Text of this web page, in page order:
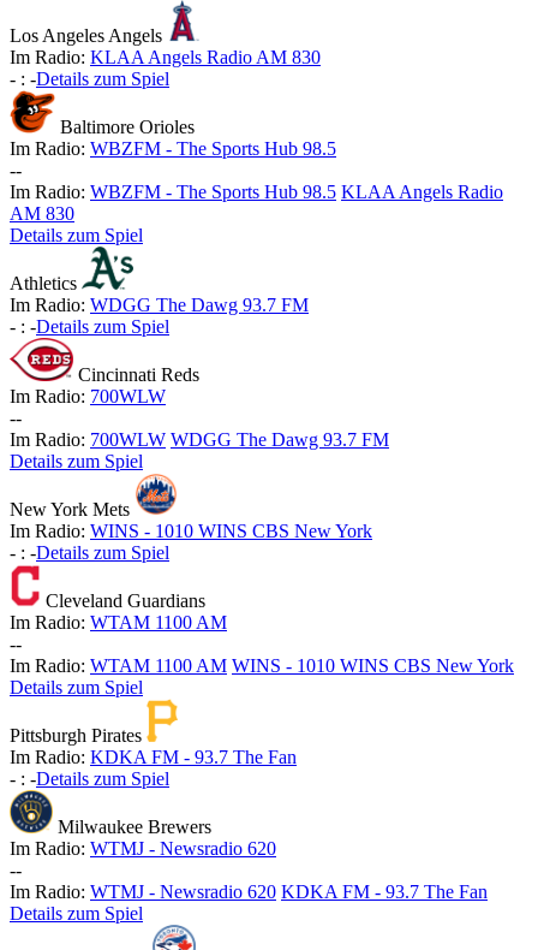
Los Angeles Angels
Im Radio: KLAA Angels Radio AM 830
- : -Details zum Spiel
Baltimore Orioles
Im Radio: WBZFM - The Sports Hub 98.5
--
Im Radio: WBZFM - The Sports Hub 98.5 KLAA Angels Radio
AM 830
Details zum Spiel
Athletics
Im Radio: WDGG The Dawg 93.7 FM
- : -Details zum Spiel
Cincinnati Reds
Im Radio: 700WLW
--
Im Radio: 700WLW WDGG The Dawg 93.7 FM
Details zum Spiel
New York Mets
Im Radio: WINS - 1010 WINS CBS New York
- : -Details zum Spiel
Cleveland Guardians
Im Radio: WTAM 1100 AM
--
Im Radio: WTAM 1100 AM WINS - 1010 WINS CBS New York
Details zum Spiel
Pittsburgh Pirates
Im Radio: KDKA FM - 93.7 The Fan
- : -Details zum Spiel
Milwaukee Brewers
Im Radio: WTMJ - Newsradio 620
--
Im Radio: WTMJ - Newsradio 620 KDKA FM - 93.7 The Fan
Details zum Spiel